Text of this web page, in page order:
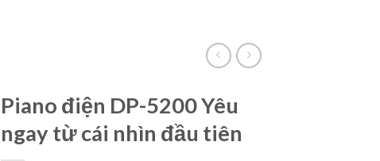
Piano điện DP-5200 Yêu
ngay từ cái nhìn đầu tiên